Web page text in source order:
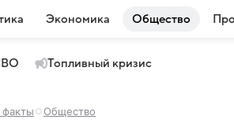
Экономика Общество
Топливный кризис
Общество